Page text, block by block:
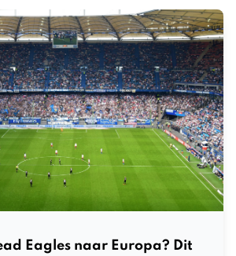
Eagles naar Europa? Dit